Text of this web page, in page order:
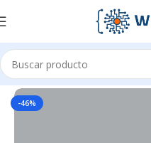
Inicio REDES NETWORKING
-46%